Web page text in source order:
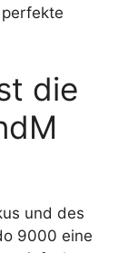
die
und des
9000 eine